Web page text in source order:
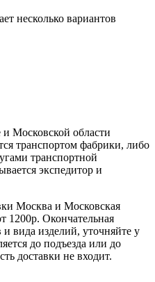
несколько вариантов
и Московской области
транспортом фабрики, либо
транспортной
экспедитор и
Москва и Московская
1200р. Окончательная
и вида изделий, уточняйте у
до подъезда или до
доставки не входит.